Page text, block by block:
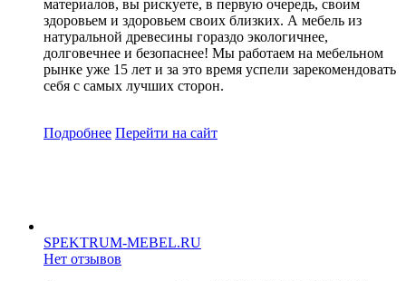
материалов, вы рискуете, в первую очередь, своим
здоровьем и здоровьем своих близких. А мебель из
натуральной древесины гораздо экологичнее,
долговечнее и безопаснее! Мы работаем на мебельном
рынке уже 15 лет и за это время успели зарекомендовать
себя с самых лучших сторон.
Подробнее Перейти на сайт
SPEKTRUM-MEBEL.RU
Нет отзывов